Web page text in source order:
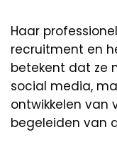
Haar
recruitment en
betekent dat ze
social media,
ontwikkelen van
begeleiden van